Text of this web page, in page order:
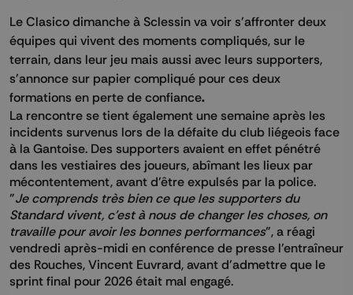
Le Clasico dimanche à Sclessin va voir s'affronter deux
équipes qui vivent des moments compliqués, sur le
terrain, dans leur jeu mais aussi avec leurs supporters,
s'annonce sur papier compliqué pour ces deux
formations en perte de confiance.
La rencontre se tient également une semaine après les
incidents survenus lors de la défaite du club liégeois face
à la Gantoise. Des supporters avaient en effet pénétré
dans les vestiaires des joueurs, abîmant les lieux par
mécontentement, avant d'être expulsés par la police.
"Je comprends très bien ce que les supporters du
Standard vivent, c'est à nous de changer les choses, on
travaille pour avoir les bonnes performances", a réagi
vendredi après-midi en conférence de presse l'entraîneur
des Rouches, Vincent Euvrard, avant d'admettre que le
sprint final pour 2026 était mal engagé.